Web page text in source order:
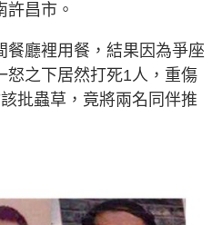
昌市。
餐廳裡用餐，結果因為爭座
怒之下居然打死1人，重傷
批蟲草，竟將兩名同伴推